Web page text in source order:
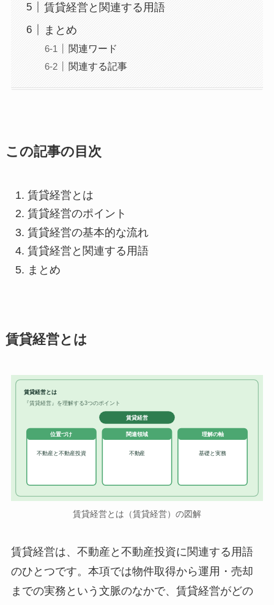
賃貸経営と関連する用語
まとめ
関連ワード
関連する記事
この記事の目次
賃貸経営とは
賃貸経営のポイント
賃貸経営の基本的な流れ
賃貸経営と関連する用語
まとめ
賃貸経営とは
賃貸経営とは
『賃貸経営』を理解する3つのポイント
賃貸経営
位置づけ
不動産と不動産投資
関連領域
不動産
理解の軸
基礎と実務
賃貸経営とは（賃貸経営）の図解
賃貸経営は、不動産と不動産投資に関連する用語
のひとつです。本項では物件取得から運用・売却
までの実務という文脈のなかで、賃貸経営がどの